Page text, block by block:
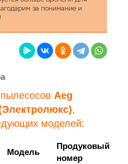
за понимание и
Aeg
,
моделей:
Модель
Продуковый
номер